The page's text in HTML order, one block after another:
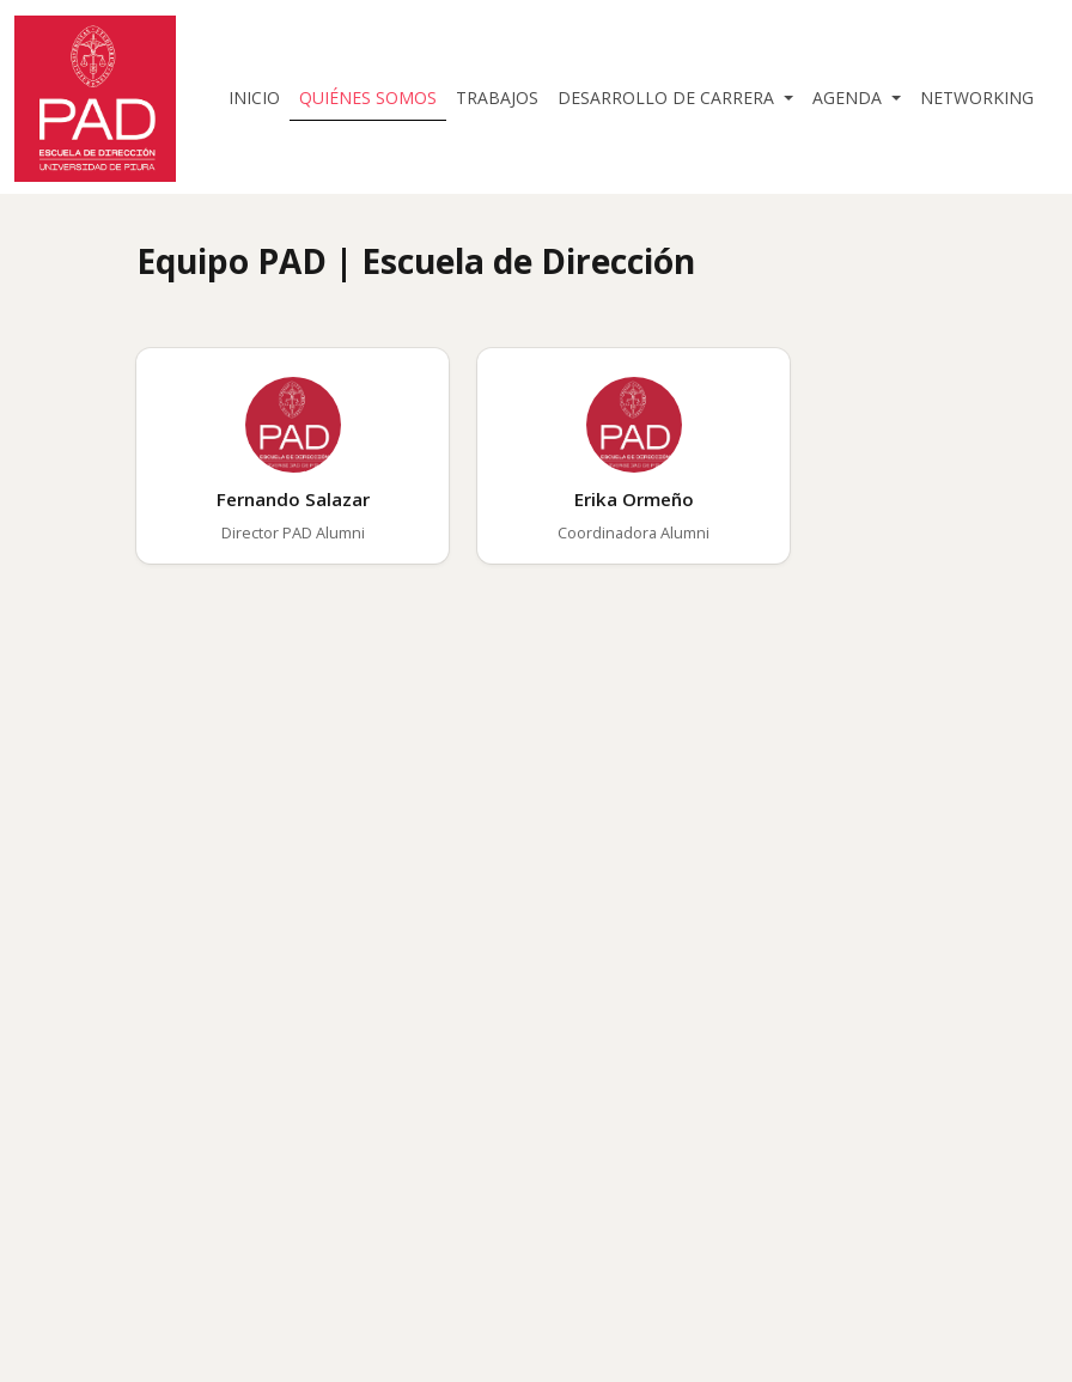
INICIO QUIÉNES SOMOS TRABAJOS DESARROLLO DE CARRERA AGENDA NETWORKING
Equipo PAD | Escuela de Dirección
Fernando Salazar
Director PAD Alumni
Erika Ormeño
Coordinadora Alumni